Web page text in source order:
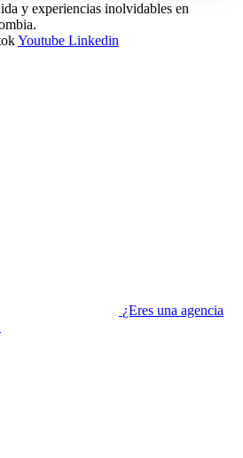
y experiencias inolvidables en
Youtube Linkedin
¿Eres una agencia